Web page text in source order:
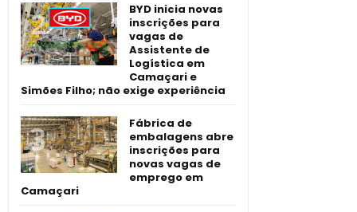
BYD inicia novas
inscrições para
vagas de
Assistente de
Logística em
Camaçari e
Simões Filho; não exige experiência
Fábrica de
embalagens abre
inscrições para
novas vagas de
emprego em
Camaçari